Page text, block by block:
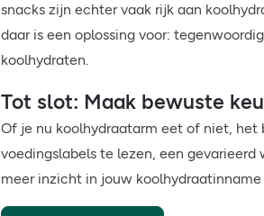
snacks zijn echter vaak rijk aan
daar is een oplossing voor:
koolhydraten.
Tot slot: Maak bewuste
Of je nu koolhydraatarm eet of niet, het
voedingslabels te lezen, een
meer inzicht in jouw